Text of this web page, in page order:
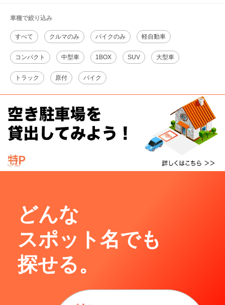
車種で絞り込み
すべて クルマのみ バイクのみ 軽自動車
コンパクト 中型車 1BOX SUV 大型車
トラック 原付 バイク
どんな
スポット名でも
探せる。